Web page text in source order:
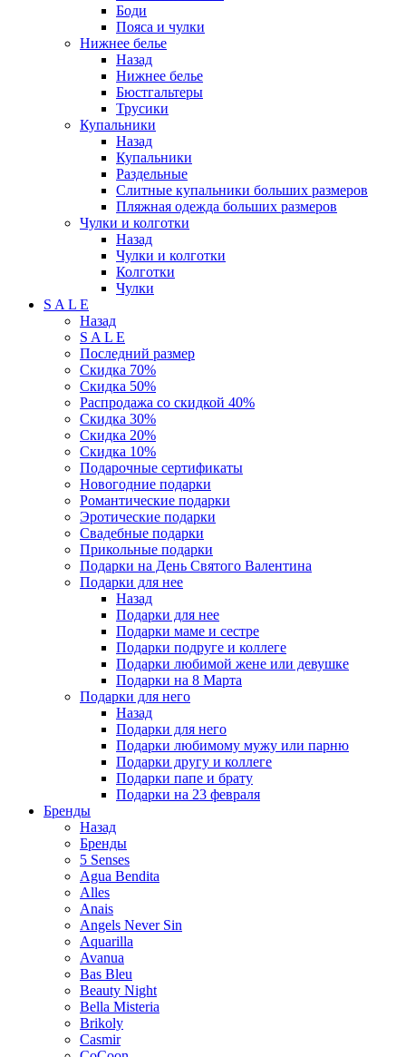
Боди
Пояса и чулки
Нижнее белье
Назад
Нижнее белье
Бюстгальтеры
Трусики
Купальники
Назад
Купальники
Раздельные
Слитные купальники больших размеров
Пляжная одежда больших размеров
Чулки и колготки
Назад
Чулки и колготки
Колготки
Чулки
S A L E
Назад
S A L E
Последний размер
Скидка 70%
Скидка 50%
Распродажа со скидкой 40%
Скидка 30%
Скидка 20%
Скидка 10%
Подарочные сертификаты
Новогодние подарки
Романтические подарки
Эротические подарки
Свадебные подарки
Прикольные подарки
Подарки на День Святого Валентина
Подарки для нее
Назад
Подарки для нее
Подарки маме и сестре
Подарки подруге и коллеге
Подарки любимой жене или девушке
Подарки на 8 Марта
Подарки для него
Назад
Подарки для него
Подарки любимому мужу или парню
Подарки другу и коллеге
Подарки папе и брату
Подарки на 23 февраля
Бренды
Назад
Бренды
5 Senses
Agua Bendita
Alles
Anais
Angels Never Sin
Aquarilla
Avanua
Bas Bleu
Beauty Night
Bella Misteria
Brikoly
Casmir